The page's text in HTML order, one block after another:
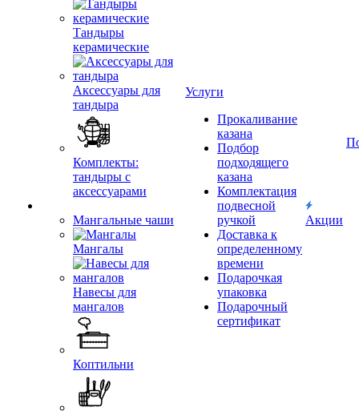
Тандыры
керамические
Аксессуары для
тандыра
Комплекты:
тандыры с
аксессуарами
Мангальные чаши
Мангалы
Навесы для
мангалов
Коптильни
Услуги
Прокаливание
казана
Подбор
подходящего
казана
Комплектация
подвесной
ручкой
Доставка к
определенному
времени
Подарочкая
упаковка
Подарочный
сертификат
Акции